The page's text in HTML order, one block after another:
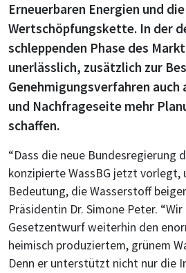
Erneuerbaren Energien und
Wertschöpfungskette. In der
schleppenden Phase des
unerlässlich, zusätzlich zur
Genehmigungsverfahren auch
und Nachfrageseite mehr
schaffen.
“Dass die neue Bundesregierung
konzipierte WassBG jetzt
Bedeutung, die Wasserstoff
Präsidentin Dr. Simone Peter.
Gesetzentwurf weiterhin den
heimisch produziertem, grünem
Denn er unterstützt nicht nur die